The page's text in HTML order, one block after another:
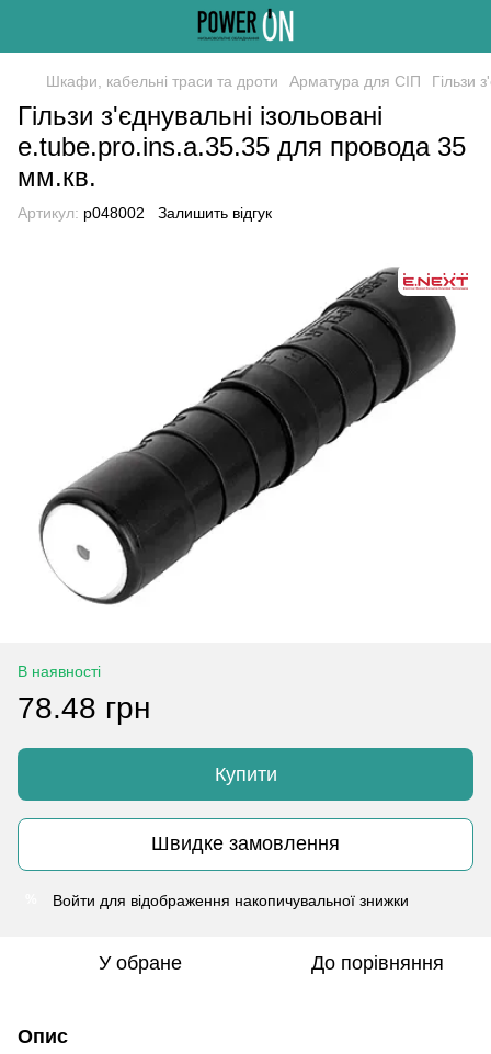
Шкафи, кабельні траси та дроти Арматура для СІП Гільзи
Гільзи з'єднувальні ізольовані
e.tube.pro.ins.a.35.35 для провода 35
мм.кв.
Артикул: p048002 Залишить відгук
В наявності
78.48 грн
Купити
Швидке замовлення
Войти для відображення накопичувальної знижки
У обране До порівняння
Опис